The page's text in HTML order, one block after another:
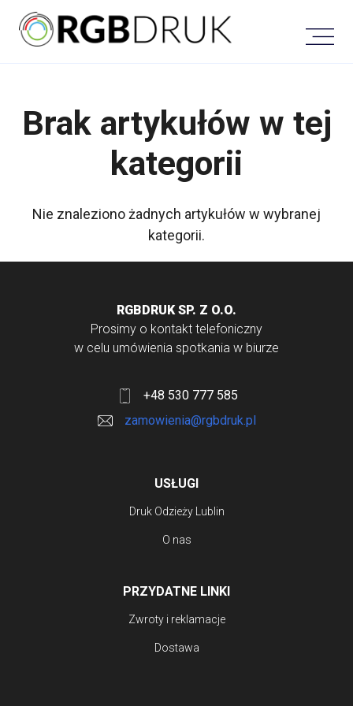
content
Brak artykułów w tej
kategorii
Nie znaleziono żadnych artykułów w wybranej
kategorii.
RGBDRUK SP. Z O.O.
Prosimy o kontakt telefoniczny
w celu umówienia spotkania w biurze
+48 530 777 585
zamowienia@rgbdruk.pl
USŁUGI
Druk Odzieży Lublin
O nas
PRZYDATNE LINKI
Zwroty i reklamacje
Dostawa